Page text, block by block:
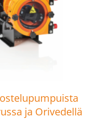
ja Orivedellä